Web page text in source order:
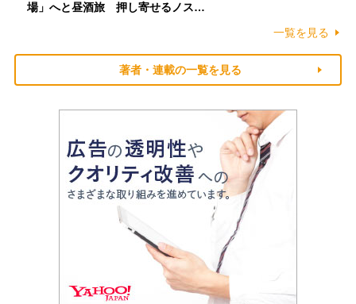
場」へと昼酒旅 押し寄せるノス…
一覧を見る
著者・連載の一覧を見る